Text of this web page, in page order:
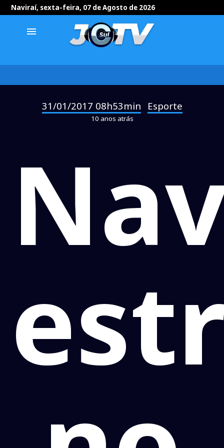
Naviraí, sexta-feira, 07 de Agosto de 2026
menu
31/01/2017 08h53min Esporte
10 anos atrás